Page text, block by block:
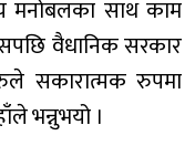
मनोबलका साथ काम
वैधानिक सरकार
सकारात्मक रुपमा
भन्नुभयो ।